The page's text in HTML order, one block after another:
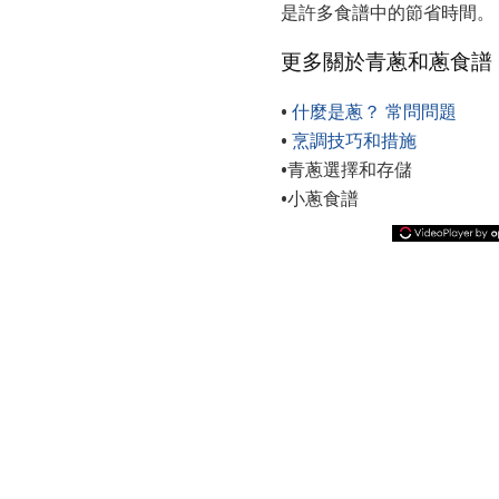
是許多食譜中的節省時間。
更多關於青蔥和蔥食譜
• 什麼是蔥？ 常問問題
• 烹調技巧和措施
•青蔥選擇和存儲
•小蔥食譜